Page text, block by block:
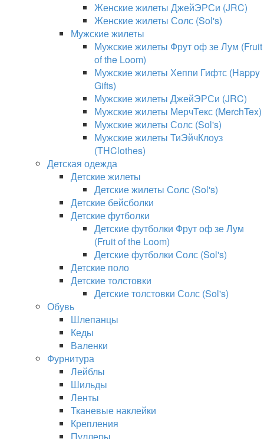
Женские жилеты ДжейЭРСи (JRC)
Женские жилеты Солс (Sol's)
Мужские жилеты
Мужские жилеты Фрут оф зе Лум (Fruit
of the Loom)
Мужские жилеты Хеппи Гифтс (Happy
Gifts)
Мужские жилеты ДжейЭРСи (JRC)
Мужские жилеты МерчТекс (MerchTex)
Мужские жилеты Солс (Sol's)
Мужские жилеты ТиЭйчКлоуз
(THClothes)
Детская одежда
Детские жилеты
Детские жилеты Солс (Sol's)
Детские бейсболки
Детские футболки
Детские футболки Фрут оф зе Лум
(Fruit of the Loom)
Детские футболки Солс (Sol's)
Детские поло
Детские толстовки
Детские толстовки Солс (Sol's)
Обувь
Шлепанцы
Кеды
Валенки
Фурнитура
Лейблы
Шильды
Ленты
Тканевые наклейки
Крепления